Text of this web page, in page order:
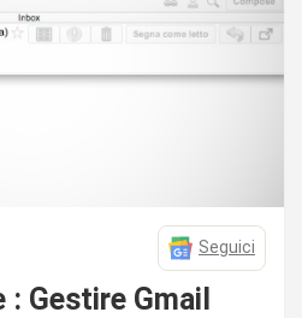
Seguici
Gestire Gmail